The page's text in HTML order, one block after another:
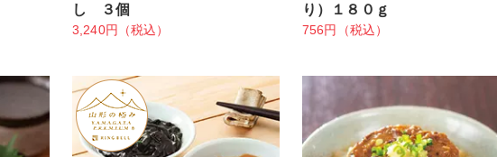
し ３個
3,240円（税込）
り）１８０ｇ
756円（税込）